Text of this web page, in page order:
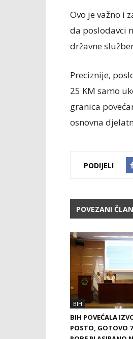
Ovo je važno i
da poslodavci
državne
Preciznije,
25 KM samo
granica
osnovna
PODIJELI
POVEZANI
BIH
BIH POVEĆALA
POSTO, GOTOVO